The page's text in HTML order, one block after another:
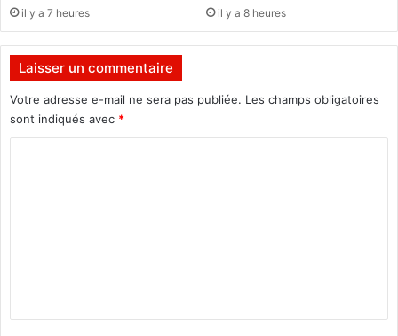
i
t
a
n
a
e
il y a 7 heures il y a 8 heures
Laisser un commentaire
Votre adresse e-mail ne sera pas publiée. Les champs obligatoires
sont indiqués avec *